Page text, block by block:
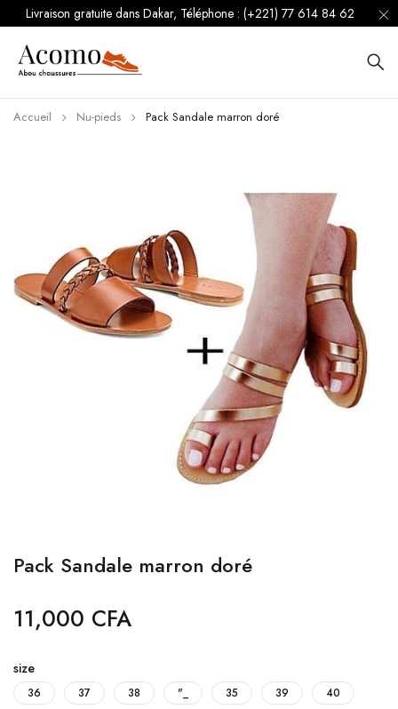
Livraison gratuite dans Dakar, Téléphone : (+221) 77 614 84 62
Accueil Nu-pieds Pack Sandale marron doré
Pack Sandale marron doré
11,000 CFA
size
36 37 38 "_ 35 39
40